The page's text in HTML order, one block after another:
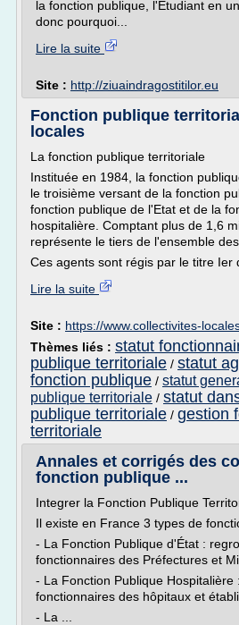
la fonction publique, l'Etudiant en
donc pourquoi...
Lire la suite
Site : http://ziuaindragostitilor.eu
Fonction publique
locales
La fonction publique territoriale
Instituée en 1984, la fonction
le troisième versant de la fonction
fonction publique de l'Etat et de la
hospitalière. Comptant plus de 1,6
représente le tiers de l'ensemble
Ces agents sont régis par le titre Ier
Lire la suite
Site : https://www.collectivites-
Thèmes liés : statut
publique territoriale / statut
fonction publique / statut
publique territoriale / statut
publique territoriale / gestion
territoriale
Annales et corrigés des
fonction publique ...
Integrer la Fonction Publique
Il existe en France 3 types de
- La Fonction Publique d'État :
fonctionnaires des Préfectures et
- La Fonction Publique Hospitalière
fonctionnaires des hôpitaux et
- La ...